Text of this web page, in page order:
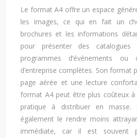
Le format A4 offre un espace
les images, ce qui en fait un
brochures et les informations
pour présenter des
programmes d’événements ou
d’entreprise complètes. Son format
page aérée et une lecture
format A4 peut être plus coûteux
pratique à distribuer en masse.
également le rendre moins
immédiate, car il est souvent